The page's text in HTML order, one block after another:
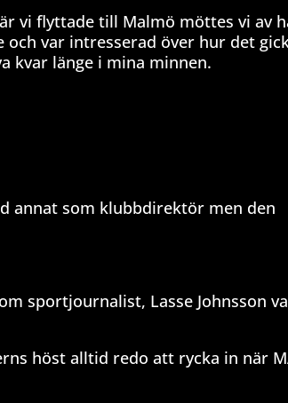
vi flyttade till Malmö möttes vi av
var intresserad över hur det
kvar länge i mina minnen.
annat som klubbdirektör men den
sportjournalist, Lasse Johnsson
höst alltid redo att rycka in när